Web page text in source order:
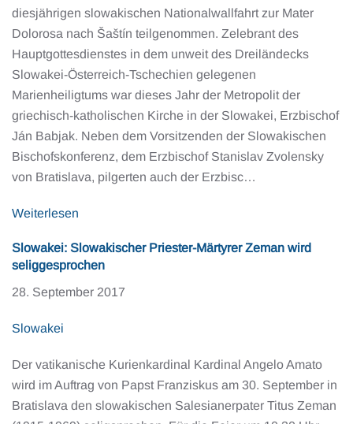
diesjährigen slowakischen Nationalwallfahrt zur Mater
Dolorosa nach Šaštín teilgenommen. Zelebrant des
Hauptgottesdienstes in dem unweit des Dreiländecks
Slowakei-Österreich-Tschechien gelegenen
Marienheiligtums war dieses Jahr der Metropolit der
griechisch-katholischen Kirche in der Slowakei, Erzbischof
Ján Babjak. Neben dem Vorsitzenden der Slowakischen
Bischofskonferenz, dem Erzbischof Stanislav Zvolensky
von Bratislava, pilgerten auch der Erzbisc…
Weiterlesen
Slowakei: Slowakischer Priester-Märtyrer Zeman wird
seliggesprochen
28. September 2017
Slowakei
Der vatikanische Kurienkardinal Kardinal Angelo Amato
wird im Auftrag von Papst Franziskus am 30. September in
Bratislava den slowakischen Salesianerpater Titus Zeman